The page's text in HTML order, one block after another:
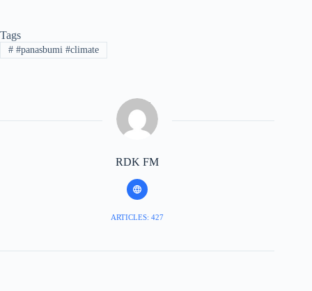
Tags
##panasbumi #climate
RDK FM
ARTICLES: 427